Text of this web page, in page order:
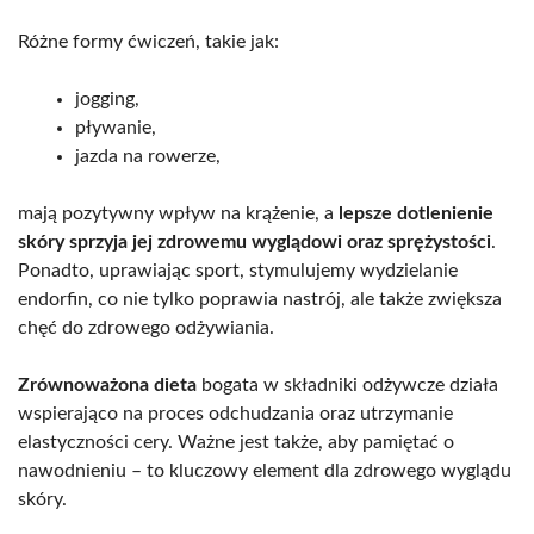
Różne formy ćwiczeń, takie jak:
jogging,
pływanie,
jazda na rowerze,
mają pozytywny wpływ na krążenie, a lepsze dotlenienie
skóry sprzyja jej zdrowemu wyglądowi oraz sprężystości.
Ponadto, uprawiając sport, stymulujemy wydzielanie
endorfin, co nie tylko poprawia nastrój, ale także zwiększa
chęć do zdrowego odżywiania.
Zrównoważona dieta bogata w składniki odżywcze działa
wspierająco na proces odchudzania oraz utrzymanie
elastyczności cery. Ważne jest także, aby pamiętać o
nawodnieniu – to kluczowy element dla zdrowego wyglądu
skóry.